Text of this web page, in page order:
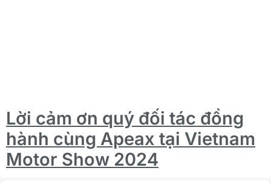
Lời cảm ơn quý đối tác đồng
hành cùng Apeax tại Vietnam
Motor Show 2024